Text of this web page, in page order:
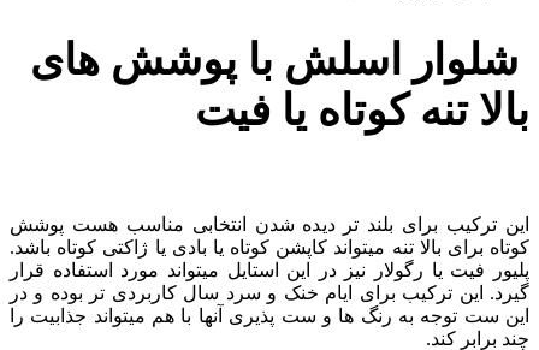
شلوار اسلش با پوشش های
بالا تنه کوتاه یا فیت
این ترکیب برای بلند تر دیده شدن انتخابی مناسب هست پوشش
کوتاه برای بالا تنه میتواند کاپشن کوتاه یا بادی یا ژاکتی کوتاه باشد.
پلیور فیت یا رگولار نیز در این استایل میتواند مورد استفاده قرار
گیرد. این ترکیب برای ایام خنک و سرد سال کاربردی تر بوده و در
این ست توجه به رنگ ها و ست پذیری آنها با هم میتواند جذابیت را
چند برابر کند.